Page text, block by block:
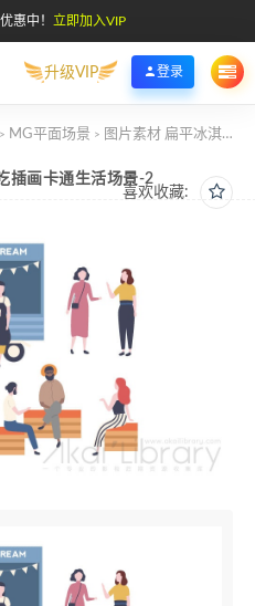
惠中！ 立即加入VIP
升级VIP 登录
> MG平面场景 > 图片素材 扁平冰淇淋吃夜市小吃插画卡通生活场景-2
喜欢收藏:
插画卡通生活场景-2